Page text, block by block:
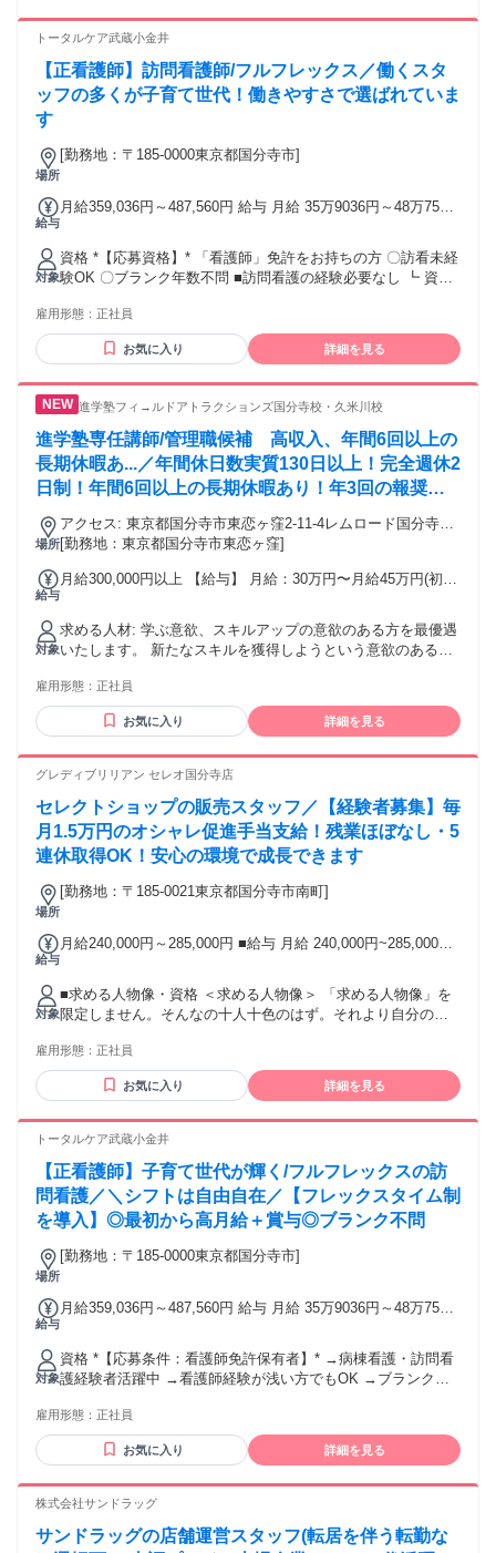
て、、、、営業、警備員、飲食店の接客、アパレル店員、ホ
容師、エステティシャン、清掃員、フロントスタッフ、受付
事務、パチンコ店員など様々な経験をお持ちの方が活躍され
トータルケア武蔵小金井
【正看護師】訪問看護師/フルフレックス／働くスタ
ッフの多くが子育て世代！働きやすさで選ばれていま
す
場所
[勤務地：〒185-0000東京都国分寺市]
給与
月給359,036円～487,560円 給与 月給 35万9036円～48万7560
対象
資格 *【応募資格】* 「看護師」免許をお持ちの方 〇訪看未経
験OK 〇ブランク年数不問 ■訪問看護の経験必要なし ┗ 資格
す 〇新卒・第二新卒・既卒 〇20代・30代若手 〇40代・60代
ミドル 〇同業からの転職（診療科は不問） 〇ブランクあり・
育休からの復帰 子育てと両立したい方！ 子育てが落ちついた
しの方もぜひ！
雇用形態： 正社員
お気に入り 詳細を見る
進学塾フィ→ルドアトラクションズ国分寺校・久米川校
進学塾専任講師/管理職候補 高収入、年間6回以上の
長期休暇あ...／年間休日数実質130日以上！完全週休2
日制！年間6回以上の長期休暇あり！年3回の報奨金
で年収800万も可能！見学大歓迎！
場所
アクセス: 東京都国分寺市東恋ヶ窪2-11-4レムロード国分寺1
階 国分寺駅より徒歩12分
[勤務地：東京都国分寺市東恋ヶ窪]
給与
月給300,000円以上 【給与】 月給：30万円〜月給45万円(初年
より優遇致します。 ※交通費全支給(上限2万円) ※社会保険全
支給 中学受験指導の知識や経験進路指導などに精通し、合格
実績や教材作成に貢献した先生で、 初年度40万円以上の月給
の実績があります。 当塾では、毎年実技テスト、知識テスト
月給が決まります。 【キャリアアップの道】 専任講師「クラ
ス担任」「教科主任」など 30万/月～35万/月(経験ありの場
合) ↓ 「教室教務主任」または「校長補佐・校長代理」 35万/
月～45万/月 ↓ 「教務上席」「教務部長」「運営部長」または
「校長・副校長」 45万/月～55万/月 ↓ 「教務長」「運営部
長」または「校長」 50万/月以上、または年俸成果報酬（実
質60万/月以上） ↓ 「取締役教務本部長」または「取締役運営
本部長」 年俸成果報酬(実質80万/月以上) …とキャリアップ
経験ありの場合) ※経験やスキルを考慮の上、当社規定により
◎中学受験指導の知識や経験進路指導などに精通し、合格実
報奨金を支給いたします。 貢献度が高い職員には、それに加
えてMVP報酬10万～30万を支給いたします。 当塾では、毎年
貢献度で給与を査定し、月給が決まります。
対象
求める人材: 学ぶ意欲、スキルアップの意欲のある方を最優遇
いたします。 新たなスキルを獲得しようという意欲のある方
雇用形態： 正社員
お気に入り 詳細を見る
グレディブリリアン セレオ国分寺店
セレクトショップの販売スタッフ／【経験者募集】毎
月1.5万円のオシャレ促進手当支給！残業ほぼなし・5
連休取得OK！安心の環境で成長できます
場所
[勤務地：〒185-0021東京都国分寺市南町]
給与
月給240,000円～285,000円 ■給与 月給 240,000円~285,000円
スキル・経験を参考に個別に給与額をご提示致します。 ・残
業手当 ・各種報奨金制度（規定有） ・賞与/年2回（昨年度実
績 平均2.36ヶ月/年） ・昇給/年1回 ・社会保険完備 ・社員割
引（30～50％引き） ・病児保育費・日祝託児費用（半額負
定残業代の有無：なし ■交通費 規定支給 通勤手当（上限月5
万円まで）
対象
■求める人物像・資格 ＜求める人物像＞ 「求める人物像」を
限定しません。そんなの十人十色のはず。それより自分の強
が当社のモットーです。 ＜応募資格＞ 高卒以上 59歳未満の
方（定年が60歳のため）
雇用形態： 正社員
お気に入り 詳細を見る
トータルケア武蔵小金井
【正看護師】子育て世代が輝く/フルフレックスの訪
問看護／＼シフトは自由自在／【フレックスタイム制
を導入】◎最初から高月給＋賞与◎ブランク不問
場所
[勤務地：〒185-0000東京都国分寺市]
給与
月給359,036円～487,560円 給与 月給 35万9036円～48万7560
対象
資格 *【応募条件：看護師免許保有者】* →病棟看護・訪問看
護経験者活躍中 →看護師経験が浅い方でもOK →ブランクあ
庭・子育てと両立したい方OK *＼＼こんな方におすすめです
『育休明けで働ける職場を探している』 『シフトが柔軟な職
場で働きたい』 *↓↓下記経験がある方にもぜひ↓↓* ◎総合病
看護 等
雇用形態： 正社員
お気に入り 詳細を見る
株式会社サンドラッグ
サンドラッグの店舗運営スタッフ(転居を伴う転勤な